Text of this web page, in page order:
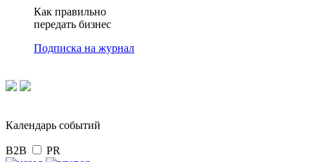
Как правильно
передать бизнес
Подписка на журнал
Календарь событий
B2B PR